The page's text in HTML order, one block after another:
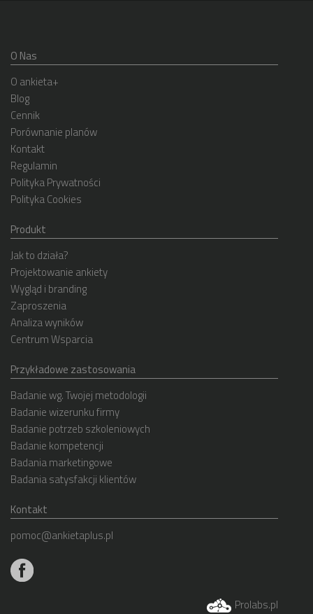
O Nas
O ankieta+
Blog
Cennik
Porównanie planów
Kontakt
Regulamin
Polityka Prywatności
Polityka Cookies
Produkt
Jak to działa?
Projektowanie ankiety
Wygląd i branding
Zaproszenia
Analiza wyników
Centrum Wsparcia
Przykładowe zastosowania
Badanie wg. Twojej metodologii
Badanie wizerunku firmy
Badanie potrzeb szkoleniowych
Badanie kompetencji
Badania marketingowe
Badania satysfakcji klientów
Kontakt
pomoc@ankietaplus.pl
Prolabs.pl